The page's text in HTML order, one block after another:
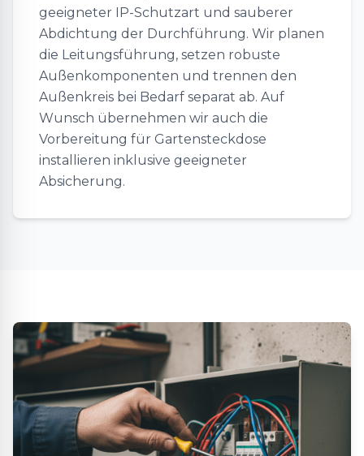
geeigneter IP-Schutzart und sauberer
Abdichtung der Durchführung. Wir planen
die Leitungsführung, setzen robuste
Außenkomponenten und trennen den
Außenkreis bei Bedarf separat ab. Auf
Wunsch übernehmen wir auch die
Vorbereitung für Gartensteckdose
installieren inklusive geeigneter
Absicherung.